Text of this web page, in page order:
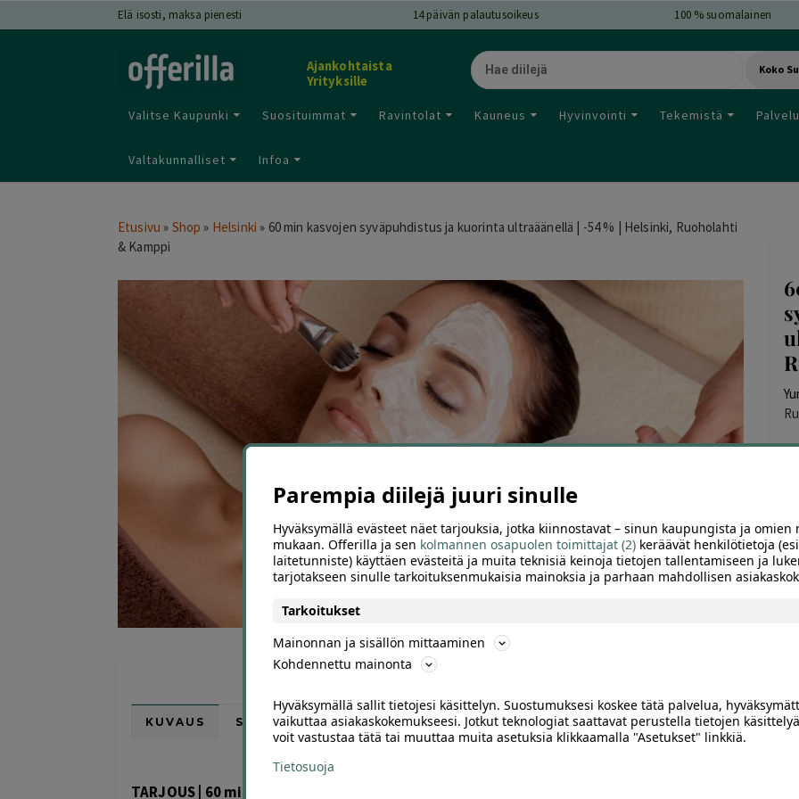
Elä isosti, maksa pienesti 14päivän palautusoikeus 100 % suomalainen
Ajankohtaista
Yrityksille
Koko
Valitse Kaupunki Suosituimmat Ravintolat Kauneus Hyvinvointi Tekemistä
Valtakunnalliset Infoa
Etusivu » Shop » Helsinki » 60 min kasvojen syväpuhdistus ja kuorinta ultraäänellä | -54 % | Helsinki, Ruoholahti
& Kamppi
KUVAUS SIJAINTI KARTALLA ARVIOT (0) SUOSITTELE
TARJOUS | 60 min kasvojen syväpuhdistus ja kuorinta ultraäänellä | Helsinki,
Parempia diilejä juuri sinulle
Hyväksymällä evästeet näet tarjouksia, jotka kiinnostavat – sinun kaupungista ja omien
mukaan. Offerilla ja sen kolmannen osapuolen toimittajat (2) keräävät henkilötietoja
laitetunniste) käyttäen evästeitä ja muita teknisiä keinoja tietojen tallentamiseen ja
tarjotakseen sinulle tarkoituksenmukaisia mainoksia ja parhaan mahdollisen
Tarkoitukset
Mainonnan ja sisällön mittaaminen
Kohdennettu mainonta
Hyväksymällä sallit tietojesi käsittelyn. Suostumuksesi koskee tätä palvelua,
vaikuttaa asiakaskokemukseesi. Jotkut teknologiat saattavat perustella tietojen
voit vastustaa tätä tai muuttaa muita asetuksia klikkaamalla "Asetukset" linkkiä.
Tietosuoja